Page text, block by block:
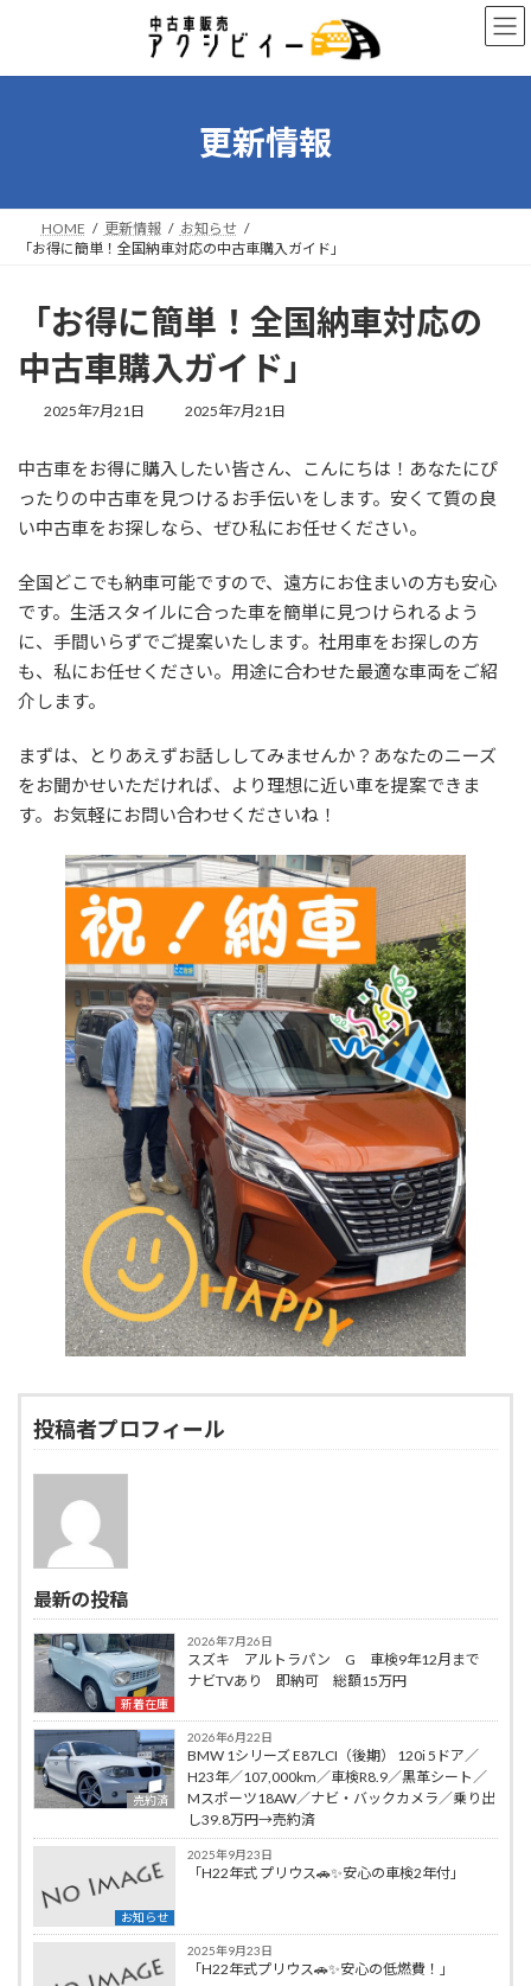
ン
ー
更新情報
HOME 更新情報
お知らせ
「お得に簡単！全国納車対応の中古車購入ガイド」
「お得に簡単！全国納車対応の
中古車購入ガイド」
2025年7月21日
最
新
日
時
:
2025年7月21日
中古車をお得に購入したい皆さん、こんにちは！あなたにぴ
ったりの中古車を見つけるお手伝いをします。安くて質の良
い中古車をお探しなら、ぜひ私にお任せください。
全国どこでも納車可能ですので、遠方にお住まいの方も安心
です。生活スタイルに合った車を簡単に見つけられるよう
に、手間いらずでご提案いたします。社用車をお探しの方
も、私にお任せください。用途に合わせた最適な車両をご紹
介します。
まずは、とりあえずお話ししてみませんか？あなたのニーズ
をお聞かせいただければ、より理想に近い車を提案できま
す。お気軽にお問い合わせくださいね！
投稿者プロフィール
最新の投稿
新着在庫
2026年7月26日
スズキ アルトラパン G 車検9年12月まで
ナビTVあり 即納可 総額15万円
売約済
2026年6月22日
BMW 1シリーズ E87LCI（後期） 120i 5ドア／
H23年／107,000km／車検R8.9／黒革シート／
Mスポーツ18AW／ナビ・バックカメラ／乗り出
し39.8万円→売約済
お知らせ
2025年9月23日
「H22年式 プリウス🚗✨安心の車検2年付」
2025年9月23日
「H22年式プリウス🚗✨安心の低燃費！」